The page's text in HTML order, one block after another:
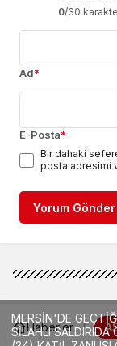
0/30
Ad*
E-Posta*
Bir dahaki
posta adresimi
Yorum Gönder
Haberler
MERSİN'DE
SİLAHLI SALDIRIDA